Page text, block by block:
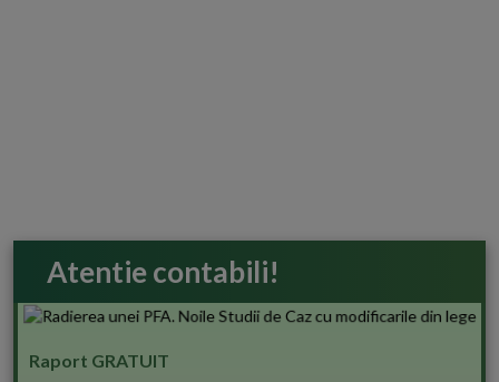
Atentie contabili!
Raport GRATUIT